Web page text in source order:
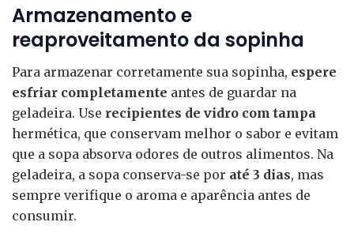
Armazenamento e
reaproveitamento da sopinha
Para armazenar corretamente sua sopinha, espere
esfriar completamente antes de guardar na
geladeira. Use recipientes de vidro com tampa
hermética, que conservam melhor o sabor e evitam
que a sopa absorva odores de outros alimentos. Na
geladeira, a sopa conserva-se por até 3 dias, mas
sempre verifique o aroma e aparência antes de
consumir.